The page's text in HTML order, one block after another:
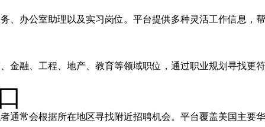
、办公室助理以及实习岗位。平台提供多种灵活工作信息，
金融、工程、地产、教育等领域职位，通过职业规划寻找更
通常会根据所在地区寻找附近招聘机会。平台覆盖美国主要